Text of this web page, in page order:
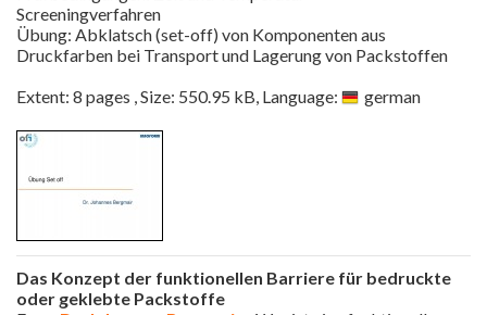
Screeningverfahren
Übung: Abklatsch (set-off) von Komponenten aus
Druckfarben bei Transport und Lagerung von Packstoffen
Extent: 8 pages , Size: 550.95 kB, Language:
german
Das Konzept der funktionellen Barriere für bedruckte
oder geklebte Packstoffe